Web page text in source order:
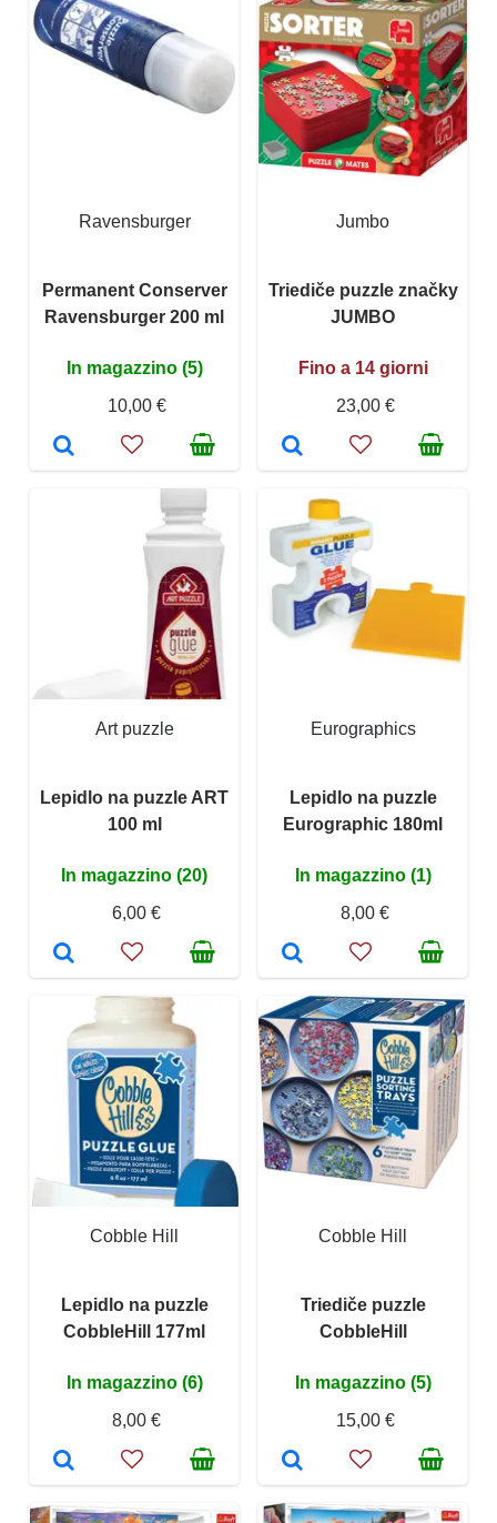
Ravensburger
Permanent Conserver
Ravensburger 200 ml
In magazzino (5)
10,00 €
Jumbo
Triediče puzzle značky
JUMBO
Fino a 14 giorni
23,00 €
Art puzzle
Lepidlo na puzzle ART
100 ml
In magazzino (20)
6,00 €
Eurographics
Lepidlo na puzzle
Eurographic 180ml
In magazzino (1)
8,00 €
Cobble Hill
Lepidlo na puzzle
CobbleHill 177ml
In magazzino (6)
8,00 €
Cobble Hill
Triediče puzzle
CobbleHill
In magazzino (5)
15,00 €